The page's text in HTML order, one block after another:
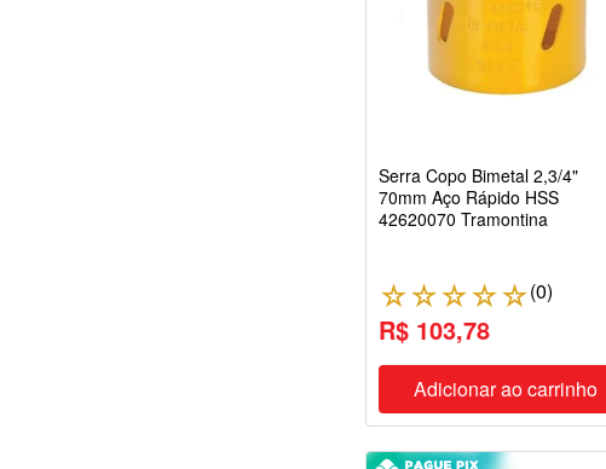
Serra Copo Bimetal 2,3/4"
70mm Aço Rápido HSS
42620070 Tramontina
☆☆☆☆☆(0)
R$ 103,78
Adicionar ao carrinho